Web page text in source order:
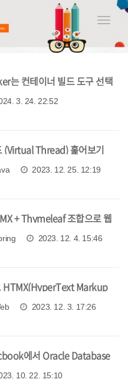
Toggle
는 컨테이너 빌드 도구 선택
?
3. 24. 22:52
(Virtual Thread) 훑어보기
2023. 12. 25. 12:19
+ Thymeleaf 조합으로 웹
2023. 12. 4. 15:46
HTMX(HyperText Markup
2023. 12. 3. 17:26
에서 Oracle Database
10. 22. 15:10